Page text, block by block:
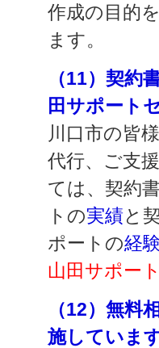
作成の目的
ます。
（11）契約
田サポート
川口市の皆
代行、ご支
ては、契約
トの実績と
ポートの経
山田サポー
（12）無料
施していま